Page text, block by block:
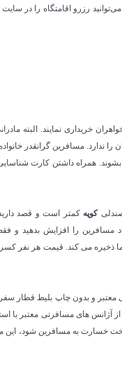
رزرو اقامتگاه را در
خریداری نمایند. البته
از 6 سال اجازه ورود به کوپه خواهران را ندارد. مسافرین
همراه داشتن کارت
صندلیکوپه کمتر است و قصد
مسافرین را افزایش بدهید و
ذخیره می کند. قیمت هر نفر
معتبر و بدون چاپ بلیط قطار سفر
آژانس های مسافرتی معتبر با
خسارت به مسافرین شود، این